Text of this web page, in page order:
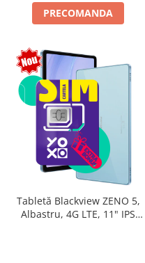
SIM
PRECOMANDA
Tabletă Blackview ZENO 5,
Albastru, 4G LTE, 11" IPS